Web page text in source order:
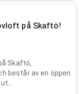
på Skaftö!
Skaftö,
består av en öppen